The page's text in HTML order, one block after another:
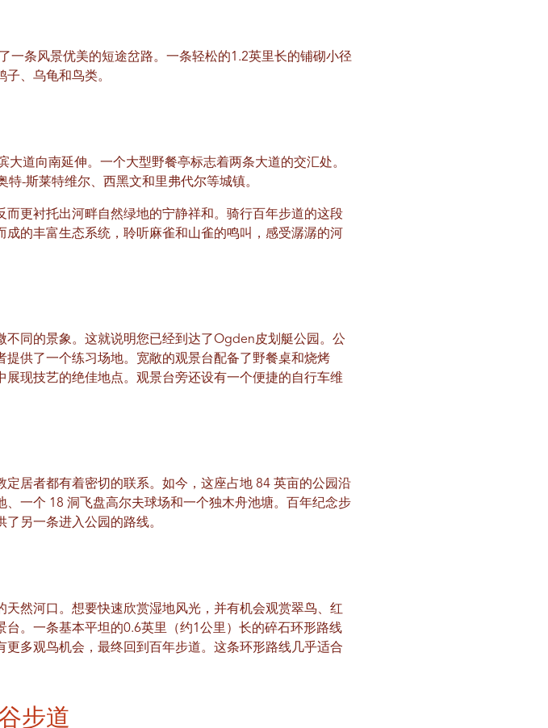
条风景优美的短途岔路。一条轻松的1.2英里长的铺砌小径
、乌龟和鸟类。
道向南延伸。一个大型野餐亭标志着两条大道的交汇处。
-斯莱特维尔、西黑文和里弗代尔等城镇。
更衬托出河畔自然绿地的宁静祥和。骑行百年步道的这段
的丰富生态系统，聆听麻雀和山雀的鸣叫，感受潺潺的河
同的景象。这就说明您已经到达了Ogden皮划艇公园。公
供了一个练习场地。宽敞的观景台配备了野餐桌和烧烤
现技艺的绝佳地点。观景台旁还设有一个便捷的自行车维
居者都有着密切的联系。如今，这座占地 84 英亩的公园沿
一个 18 洞飞盘高尔夫球场和一个独木舟池塘。百年纪念步
另一条进入公园的路线。
然河口。想要快速欣赏湿地风光，并有机会观赏翠鸟、红
。一条基本平坦的0.6英里（约1公里）长的碎石环形路线
多观鸟机会，最终回到百年步道。这条环形路线几乎适合
步道